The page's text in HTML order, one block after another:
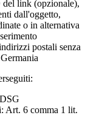
del link (opzionale),
dall'oggetto,
o in alternativa
postali senza
Art. 6 comma 1 lit.